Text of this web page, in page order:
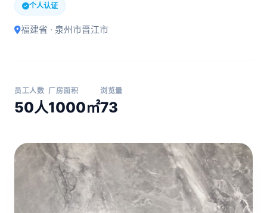
个人认证
福建省 · 泉州市晋江市
员工人数
50人
厂房面积
1000㎡
浏览量
73